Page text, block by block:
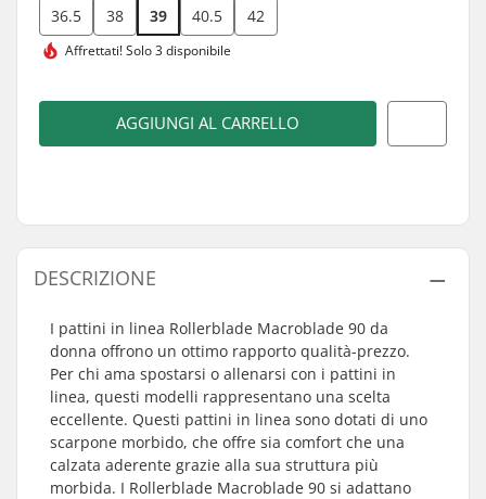
36.5 38 39 40.5 42
Affrettati!Solo 3 disponibile
AGGIUNGI AL CARRELLO
DESCRIZIONE
I pattini in linea Rollerblade Macroblade 90 da
donna offrono un ottimo rapporto qualità-prezzo.
Per chi ama spostarsi o allenarsi con i pattini in
linea, questi modelli rappresentano una scelta
eccellente. Questi pattini in linea sono dotati di uno
scarpone morbido, che offre sia comfort che una
calzata aderente grazie alla sua struttura più
morbida. I Rollerblade Macroblade 90 si adattano